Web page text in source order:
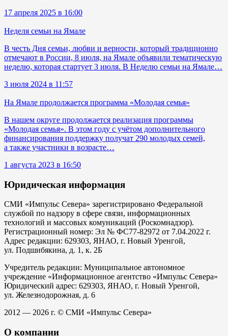
17 апреля 2025 в 16:00
Неделя семьи на Ямале
В честь Дня семьи, любви и верности, который традиционно
отмечают в России, 8 июля, на Ямале объявили тематическую
неделю, которая стартует 3 июля. В Неделю семьи на Ямале…
3 июля 2024 в 11:57
На Ямале продолжается программа «Молодая семья»
В нашем округе продолжается реализация программы
«Молодая семья». В этом году с учётом дополнительного
финансирования поддержку получат 290 молодых семей,
а также участники в возрасте…
1 августа 2023 в 16:50
Юридическая информация
СМИ «Импульс Севера» зарегистрировано Федеральной
службой по надзору в сфере связи, информационных
технологий и массовых комуникаций (Роскомнадзор).
Регистрационный номер: Эл № ФС77-82972 от 7.04.2022 г.
Адрес редакции: 629303, ЯНАО, г. Новый Уренгой,
ул. Подшибякина, д. 1, к. 2Б
Учредитель редакции: Муниципальное автономное
учреждение «Информационное агентство «Импульс Севера»
Юридический адрес: 629303, ЯНАО, г. Новый Уренгой,
ул. Железнодорожная, д. 6
2012 — 2026 г. © СМИ «Импульс Севера»
О компании